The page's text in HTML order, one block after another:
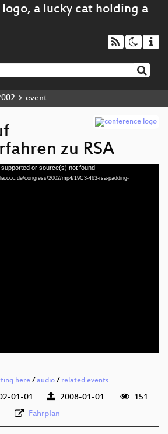
event
zu RSA
or source(s) not found
congress/2002/mp4/19C3-463-rsa-padding-
here / audio / related events
01-01 2008-01-01
151
Fahrplan